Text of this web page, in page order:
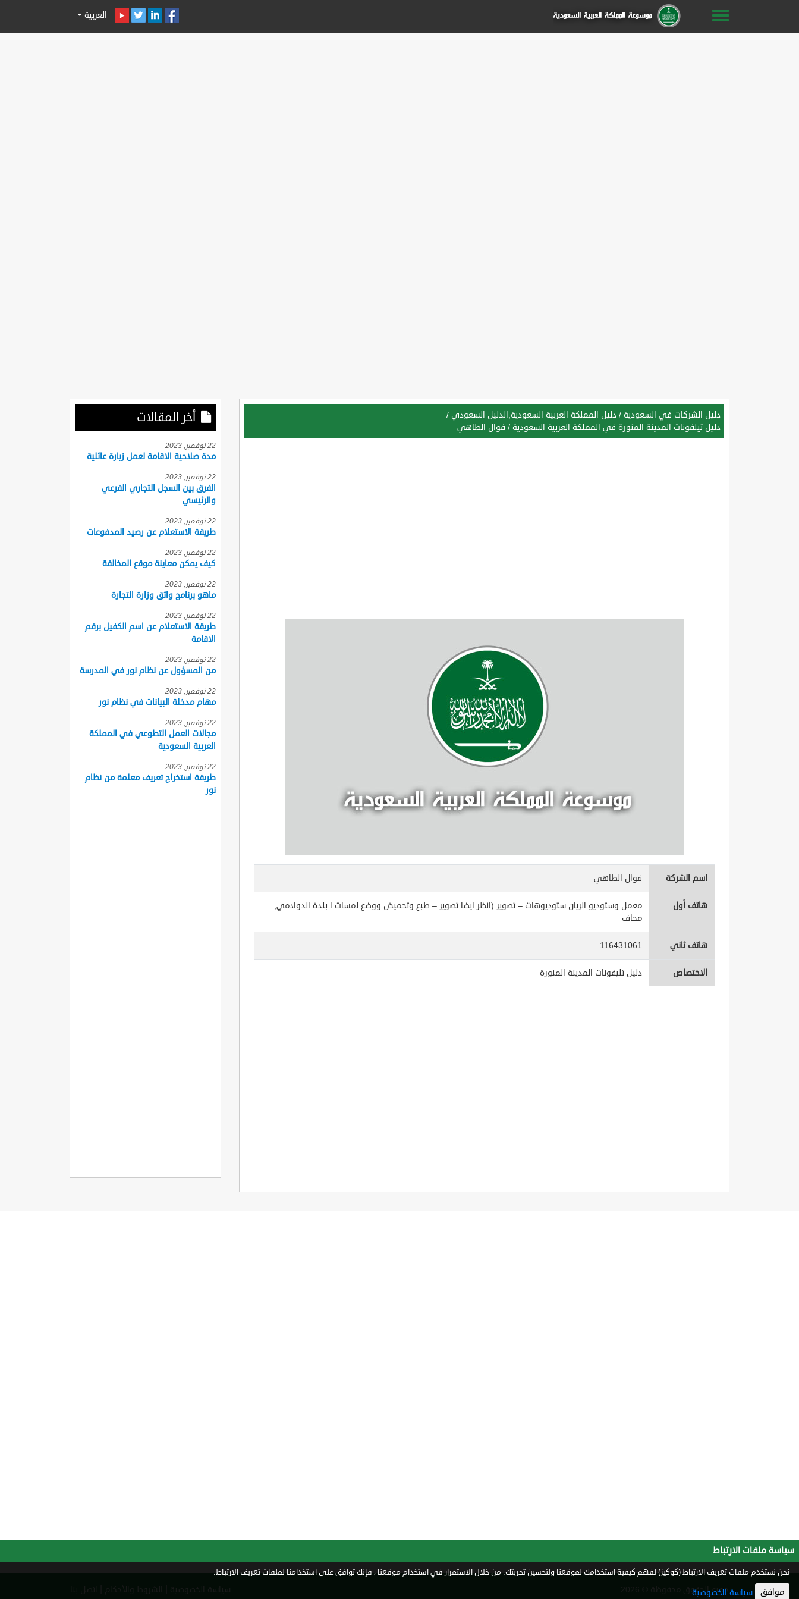
العربية
دليل الشركات في السعودية / دليل المملكة العربية السعودية,الدليل السعودي /
دليل تيلفونات المدينة المنورة في المملكة العربية السعودية / فوال الطاهي
اسم الشركة فوال الطاهي
هاتف أول
معمل وستوديو الريان ستوديوهات – تصوير (انظر ايضا تصوير – طبع وتحميض ووضع لمسات ا بلدة الدوادمي,
محاف
هاتف ثاني 116431061
الاختصاص دليل تليفونات المدينة المنورة
أخر المقالات
22 نوفمبر, 2023
مدة صلاحية الاقامة لعمل زيارة عائلية
22 نوفمبر, 2023
الفرق بين السجل التجاري الفرعي
والرئيسي
22 نوفمبر, 2023
طريقة الاستعلام عن رصيد المدفوعات
22 نوفمبر, 2023
كيف يمكن معاينة موقع المخالفة
22 نوفمبر, 2023
ماهو برنامج واثق وزارة التجارة
22 نوفمبر, 2023
طريقة الاستعلام عن اسم الكفيل برقم
الاقامة
22 نوفمبر, 2023
من المسؤول عن نظام نور في المدرسة
22 نوفمبر, 2023
مهام مدخلة البيانات في نظام نور
22 نوفمبر, 2023
مجالات العمل التطوعي في المملكة
العربية السعودية
22 نوفمبر, 2023
طريقة استخراج تعريف معلمة من نظام
نور
جميع الحقوق محفوظة © 2026
سياسة ملفات الارتباط
نحن نستخدم ملفات تعريف الارتباط (كوكيز) لفهم كيفية استخدامك لموقعنا ولتحسين تجربتك. من خلال الاستمرار في استخدام موقعنا ، فإنك توافق على استخدامنا لملفات تعريف الارتباط.
موافق سياسة الخصوصية